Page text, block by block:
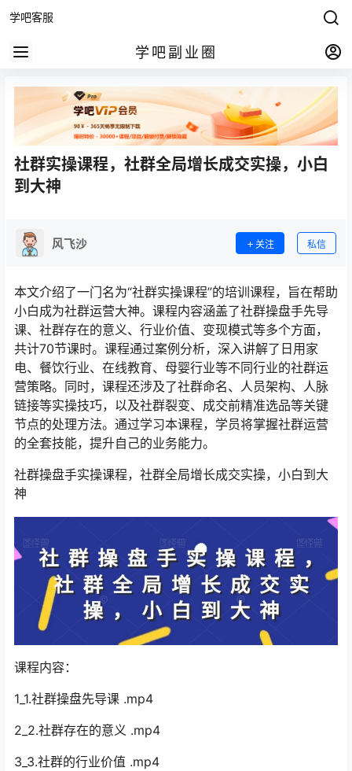
学吧客服
学吧副业圈
社群实操课程，社群全局增长成交实操，小白
到大神
风飞沙 关注 私信
本文介绍了一门名为“社群实操课程”的培训课程，旨在帮助
小白成为社群运营大神。课程内容涵盖了社群操盘手先导
课、社群存在的意义、行业价值、变现模式等多个方面，
共计70节课时。课程通过案例分析，深入讲解了日用家
电、餐饮行业、在线教育、母婴行业等不同行业的社群运
营策略。同时，课程还涉及了社群命名、人员架构、人脉
链接等实操技巧，以及社群裂变、成交前精准选品等关键
节点的处理方法。通过学习本课程，学员将掌握社群运营
的全套技能，提升自己的业务能力。
社群操盘手实操课程，社群全局增长成交实操，小白到大
神
课程内容：
1_1.社群操盘先导课 .mp4
2_2.社群存在的意义 .mp4
3_3.社群的行业价值 .mp4